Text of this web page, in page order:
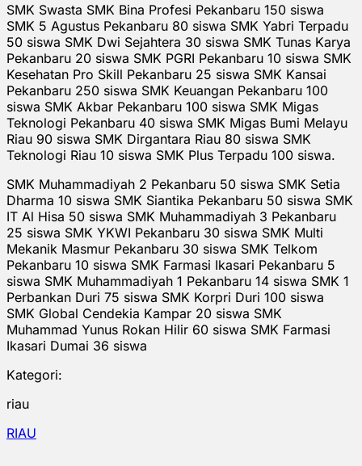
SMK Swasta SMK Bina Profesi Pekanbaru 150 siswa
SMK 5 Agustus Pekanbaru 80 siswa SMK Yabri Terpadu
50 siswa SMK Dwi Sejahtera 30 siswa SMK Tunas Karya
Pekanbaru 20 siswa SMK PGRI Pekanbaru 10 siswa SMK
Kesehatan Pro Skill Pekanbaru 25 siswa SMK Kansai
Pekanbaru 250 siswa SMK Keuangan Pekanbaru 100
siswa SMK Akbar Pekanbaru 100 siswa SMK Migas
Teknologi Pekanbaru 40 siswa SMK Migas Bumi Melayu
Riau 90 siswa SMK Dirgantara Riau 80 siswa SMK
Teknologi Riau 10 siswa SMK Plus Terpadu 100 siswa.
SMK Muhammadiyah 2 Pekanbaru 50 siswa SMK Setia
Dharma 10 siswa SMK Siantika Pekanbaru 50 siswa SMK
IT Al Hisa 50 siswa SMK Muhammadiyah 3 Pekanbaru
25 siswa SMK YKWI Pekanbaru 30 siswa SMK Multi
Mekanik Masmur Pekanbaru 30 siswa SMK Telkom
Pekanbaru 10 siswa SMK Farmasi Ikasari Pekanbaru 5
siswa SMK Muhammadiyah 1 Pekanbaru 14 siswa SMK 1
Perbankan Duri 75 siswa SMK Korpri Duri 100 siswa
SMK Global Cendekia Kampar 20 siswa SMK
Muhammad Yunus Rokan Hilir 60 siswa SMK Farmasi
Ikasari Dumai 36 siswa
Kategori:
riau
RIAU